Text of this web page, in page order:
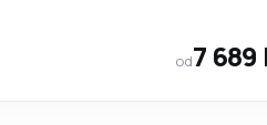
od7 689